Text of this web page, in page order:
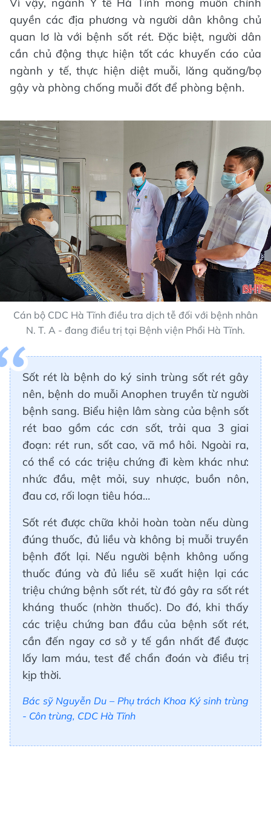
Vì vậy, ngành Y tế Hà Tĩnh mong muốn chính
quyền các địa phương và người dân không chủ
quan lơ là với bệnh sốt rét. Đặc biệt, người dân
cần chủ động thực hiện tốt các khuyến cáo của
ngành y tế, thực hiện diệt muỗi, lăng quăng/bọ
gậy và phòng chống muỗi đốt để phòng bệnh.
Cán bộ CDC Hà Tĩnh điều tra dịch tễ đối với bệnh nhân
N. T. A - đang điều trị tại Bệnh viện Phổi Hà Tĩnh.
Sốt rét là bệnh do ký sinh trùng sốt rét gây
nên, bệnh do muỗi Anophen truyền từ người
bệnh sang. Biểu hiện lâm sàng của bệnh sốt
rét bao gồm các cơn sốt, trải qua 3 giai
đoạn: rét run, sốt cao, vã mồ hôi. Ngoài ra,
có thể có các triệu chứng đi kèm khác như:
nhức đầu, mệt mỏi, suy nhược, buồn nôn,
đau cơ, rối loạn tiêu hóa…
Sốt rét được chữa khỏi hoàn toàn nếu dùng
đúng thuốc, đủ liều và không bị muỗi truyền
bệnh đốt lại. Nếu người bệnh không uống
thuốc đúng và đủ liều sẽ xuất hiện lại các
triệu chứng bệnh sốt rét, từ đó gây ra sốt rét
kháng thuốc (nhờn thuốc). Do đó, khi thấy
các triệu chứng ban đầu của bệnh sốt rét,
cần đến ngay cơ sở y tế gần nhất để được
lấy lam máu, test để chẩn đoán và điều trị
kịp thời.
Bác sỹ Nguyễn Du – Phụ trách Khoa Ký sinh trùng
- Côn trùng, CDC Hà Tĩnh